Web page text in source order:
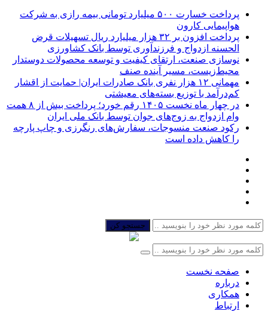
پرداخت خسارت ۵۰۰ میلیارد تومانی بیمه رازی به شرکت
هواپیمایی کارون
پرداخت افزون بر ۳۲ هزار میلیارد ریال تسهیلات قرض
الحسنه ازدواج و فرزندآوری توسط بانک کشاورزی
نوسازی صنعت، ارتقای کیفیت و توسعه محصولات دوستدار
محیط‌زیست، مسیر آینده صنف
مهمانی ۱۲ هزار نفری بانک صادرات ایران| حمایت از اقشار
کم‌درآمد با توزیع بسته‌های معیشتی
در چهار ماه نخست ۱۴۰۵ رقم خورد؛ پرداخت بیش از ۸ همت
وام ازدواج به زوج‌های جوان توسط بانک ملی ایران
رکود صنعت منسوجات، سفارش‌های رنگرزی و چاپ پارچه
را کاهش داده است
جستجو کن
صفحه نخست
درباره
همکاری
ارتباط